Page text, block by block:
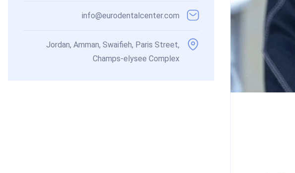
info@eurodentalcenter.com
Jordan, Amman, Swaifieh, Paris Street,
Champs-elysee Complex